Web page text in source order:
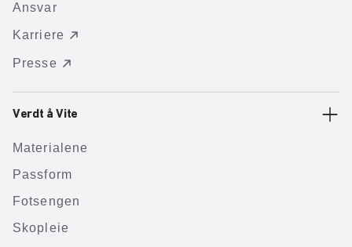
Ansvar
Karriere
Presse
Verdt å Vite
Materialene
Passform
Fotsengen
Skopleie